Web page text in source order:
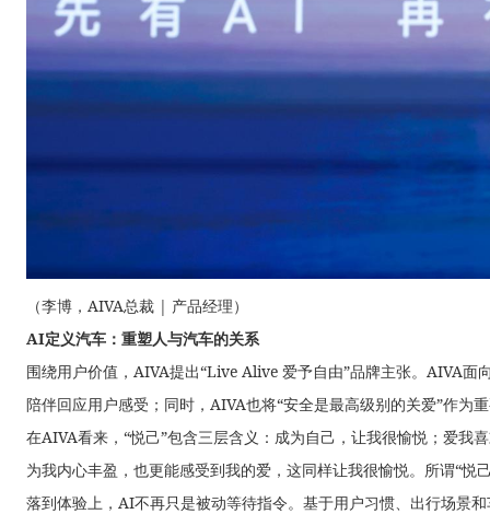
（李博，AIVA总裁 | 产品经理）
AI定义汽车：重塑人与汽车的关系
围绕用户价值，AIVA提出“Live Alive 爱予自由”品牌主张。AIVA面
陪伴回应用户感受；同时，AIVA也将“安全是最高级别的关爱”作为
在AIVA看来，“悦己”包含三层含义：成为自己，让我很愉悦；爱我
为我内心丰盈，也更能感受到我的爱，这同样让我很愉悦。所谓“悦
落到体验上，AI不再只是被动等待指令。基于用户习惯、出行场景